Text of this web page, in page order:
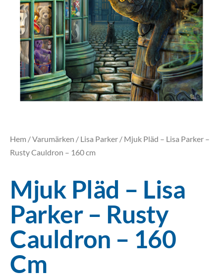
Hem /Varumärken / Lisa Parker / Mjuk Pläd – Lisa Parker –
Rusty Cauldron – 160 cm
Mjuk Pläd – Lisa
Parker – Rusty
Cauldron – 160
Cm